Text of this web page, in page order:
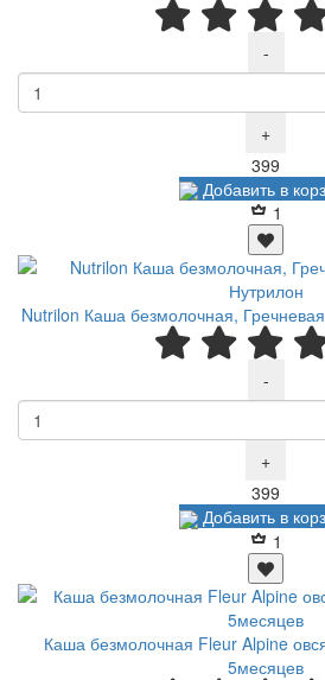
-
+
399
Добавить в
1
Nutrilon Каша безмолочная,
-
+
399
Добавить в
1
Каша безмолочная Fleur Alpine
5месяцев